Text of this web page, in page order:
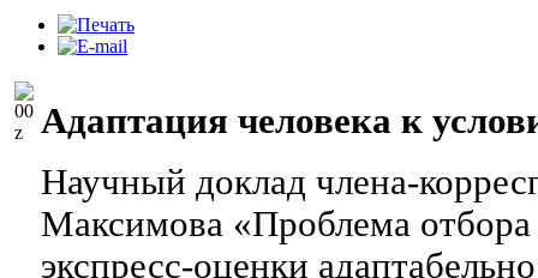
Адаптация человека к
Научный доклад члена-
Максимова «Проблема
экспресс-оценки